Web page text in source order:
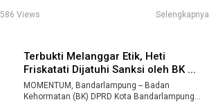
586 Views Selengkapnya
Terbukti Melanggar Etik, Heti
Friskatati Dijatuhi Sanksi oleh BK ...
MOMENTUM, Bandarlampung -- Badan
Kehormatan (BK) DPRD Kota Bandarlampung